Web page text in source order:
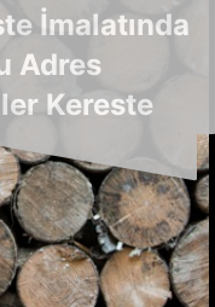
İmalatında
Adres
Kereste